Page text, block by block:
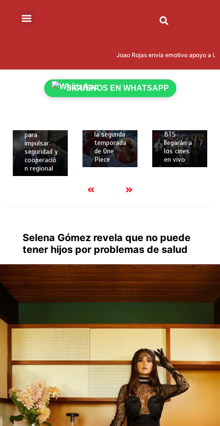
Joao Rojas envía emotivo apoyo a
SÍGUENOS EN WHATSAPP
2 mins
Donald
reúne en
Miami a 12
para
impulsar
seguridad y
cooperació
n regional
2 mins
Netflix
revela
nuevos
la segunda
temporada
de One
Piece
febrero de
2026
2 mins
Los dos
primeros
BTS
llegarán a
los cines
en vivo
Selena Gómez revela que no puede
tener hijos por problemas de salud